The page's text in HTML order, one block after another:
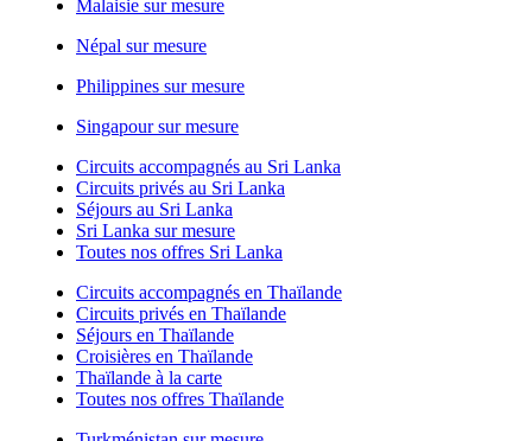
Malaisie sur mesure
Népal sur mesure
Philippines sur mesure
Singapour sur mesure
Circuits accompagnés au Sri Lanka
Circuits privés au Sri Lanka
Séjours au Sri Lanka
Sri Lanka sur mesure
Toutes nos offres Sri Lanka
Circuits accompagnés en Thaïlande
Circuits privés en Thaïlande
Séjours en Thaïlande
Croisières en Thaïlande
Thaïlande à la carte
Toutes nos offres Thaïlande